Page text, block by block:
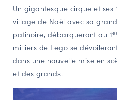
Un gigantesque cirque et ses
village de Noël avec sa
patinoire, débarqueront au 1
milliers de Lego se
dans une nouvelle mise en
et des grands.